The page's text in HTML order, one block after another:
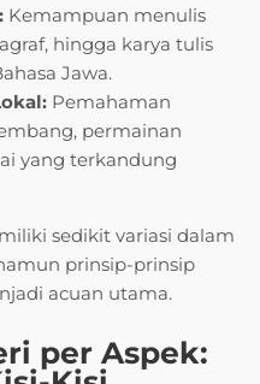
Kemampuan menulis
hingga karya tulis
Jawa.
Pemahaman
permainan
yang terkandung
sedikit variasi dalam
prinsip-prinsip
acuan utama.
per Aspek: